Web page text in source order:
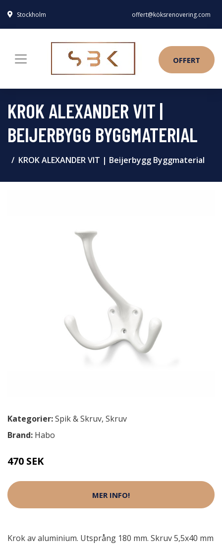
Stockholm offert@köksrenovering.com
OFFERT
KROK ALEXANDER VIT |
BEIJERBYGG BYGGMATERIAL
KROK ALEXANDER VIT | Beijerbygg Byggmaterial
Kategorier:Spik & Skruv, Skruv
Brand: Habo
470 SEK
MER INFO!
Krok av aluminium. Utsprång 180 mm. Skruv 5,5x40 mm